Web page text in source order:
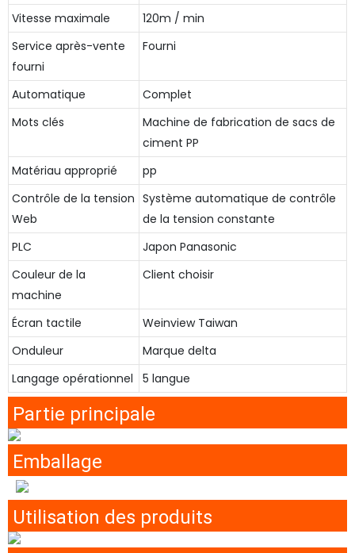
Vitesse maximale
120m / min
Service après-vente
fourni
Fourni
Automatique
Complet
Mots clés
Machine de fabrication de sacs de
ciment PP
Matériau approprié
pp
Contrôle de la tension
Web
Système automatique de contrôle
de la tension constante
PLC
Japon Panasonic
Couleur de la
machine
Client choisir
Écran tactile
Weinview Taiwan
Onduleur
Marque delta
Langage opérationnel
5 langue
Partie principale
Emballage
Utilisation des produits